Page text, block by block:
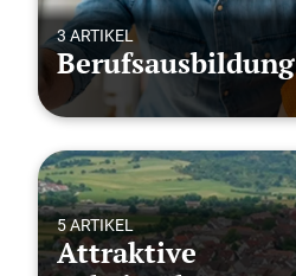
3 ARTIKEL
Berufsausbildung
5 ARTIKEL
Attraktive